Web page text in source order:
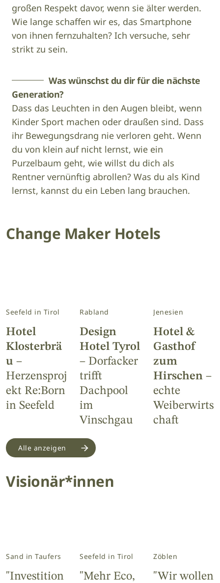
großen Respekt davor, wenn sie älter werden.
Wie lange schaffen wir es, das Smartphone
von ihnen fernzuhalten? Ich versuche, sehr
strikt zu sein.
Was wünschst du dir für die nächste
Generation?
Dass das Leuchten in den Augen bleibt, wenn
Kinder Sport machen oder draußen sind. Dass
ihr Bewegungsdrang nie verloren geht. Wenn
du von klein auf nicht lernst, wie ein
Purzelbaum geht, wie willst du dich als
Rentner vernünftig abrollen? Was du als Kind
lernst, kannst du ein Leben lang brauchen.
Change Maker Hotels
Alle anzeigen
Seefeld in Tirol
Hotel
Klosterbrä
u –
Herzensproj
ekt Re:Born
in Seefeld
Rabland
Design
Hotel Tyrol
– Dorfacker
trifft
Dachpool
im
Vinschgau
Jenesien
Hotel &
Gasthof
zum
Hirschen –
echte
Weiberwirts
chaft
Visionär*innen
Sand in Taufers
"Investition
Seefeld in Tirol
"Mehr Eco,
Zöblen
"Wir wollen